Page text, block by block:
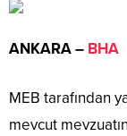
ANKARA – BHA
MEB tarafından
mevcut